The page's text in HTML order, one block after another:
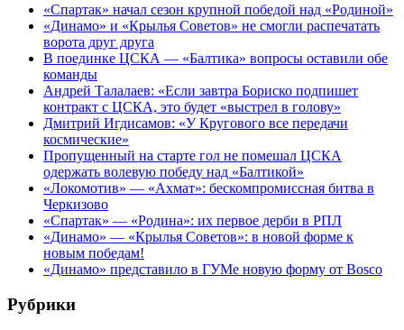
«Спартак» начал сезон крупной победой над «Родиной»
«Динамо» и «Крылья Советов» не смогли распечатать
ворота друг друга
В поединке ЦСКА — «Балтика» вопросы оставили обе
команды
Андрей Талалаев: «Если завтра Бориско подпишет
контракт с ЦСКА, это будет «выстрел в голову»
Дмитрий Игдисамов: «У Кругового все передачи
космические»
Пропущенный на старте гол не помешал ЦСКА
одержать волевую победу над «Балтикой»
«Локомотив» — «Ахмат»: бескомпромиссная битва в
Черкизово
«Спартак» — «Родина»: их первое дерби в РПЛ
«Динамо» — «Крылья Советов»: в новой форме к
новым победам!
«Динамо» представило в ГУМе новую форму от Bosco
Рубрики